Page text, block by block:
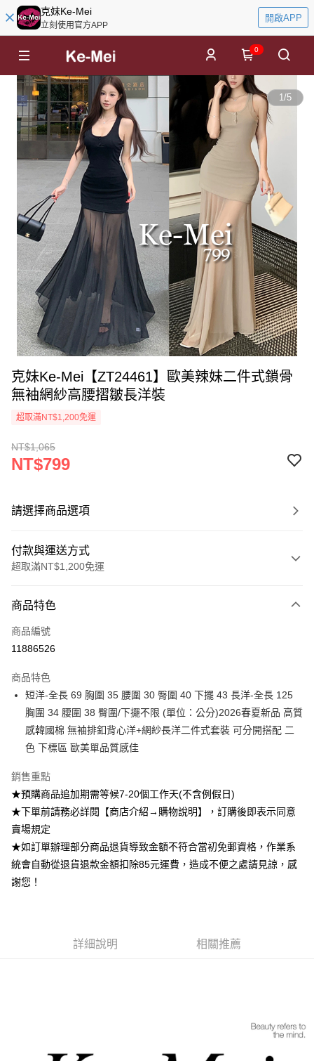
克妹Ke-Mei
立刻使用官方APP
開啟APP
0
1/5
克妹Ke-Mei【ZT24461】歐美辣妹二件式鎖骨
無袖網紗高腰摺皺長洋裝
超取滿NT$1,200免運
NT$1,065
NT$799
請選擇商品選項
付款與運送方式
超取滿NT$1,200免運
信用卡一次付款
超商取貨付款
ATM付款
運送方式
全家付款取貨
付款後全家取貨
每筆NT$85，滿NT$1,200(含以上)免運費
每筆NT$85，滿NT$1,200(含以上)免運費
付款後7-11取貨
每筆NT$85，滿NT$1,200(含以上)免運費
商品特色
商品編號
11886526
商品特色
短洋-全長 69 胸圍 35 腰圍 30 臀圍 40 下擺 43 長洋-全長 125
胸圍 34 腰圍 38 臀圍/下擺不限 (單位：公分)2026春夏新品 高質
感韓國棉 無袖排釦背心洋+網紗長洋二件式套裝 可分開搭配 二
色 下標區 歐美單品質感佳
銷售重點
★預購商品追加期需等候7-20個工作天(不含例假日)
★下單前請務必詳閱【商店介紹→購物說明】，訂購後即表示同意
賣場規定
★如訂單辦理部分商品退貨導致金額不符合當初免郵資格，作業系
統會自動從退貨退款金額扣除85元運費，造成不便之處請見諒，感
謝您！
詳細說明 相關推薦